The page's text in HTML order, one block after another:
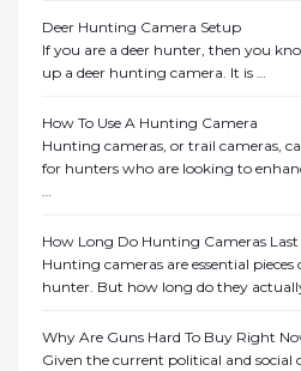
Deer Hunting Camera Setup
If you are a deer hunter, then you
up a deer hunting camera. It is …
How To Use A Hunting Camera
Hunting cameras, or trail cameras,
for hunters who are looking to
How Long Do Hunting Cameras Last
Hunting cameras are essential
hunter. But how long do they
Why Are Guns Hard To Buy Right
Given the current political and social